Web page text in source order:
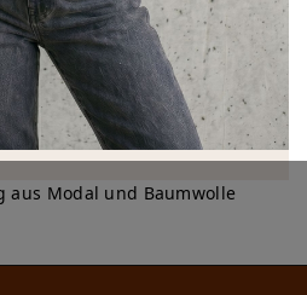
aus Modal und Baumwolle